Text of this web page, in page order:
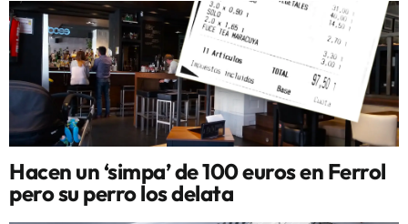
Hacen un ‘simpa’ de 100 euros en Ferrol
pero su perro los delata